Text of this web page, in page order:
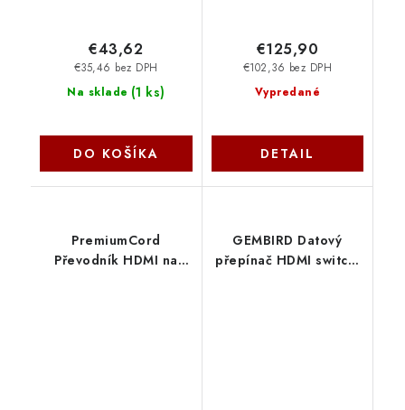
Na sklade (1 ks)
€35,46 bez DPH
€43,62
DO KOŠÍKA
Vypredané
€102,36 bez DPH
€125,90
DETAIL
PremiumCord
Převodník HDMI na
GEMBIRD Datový
přepínač HDMI switch,